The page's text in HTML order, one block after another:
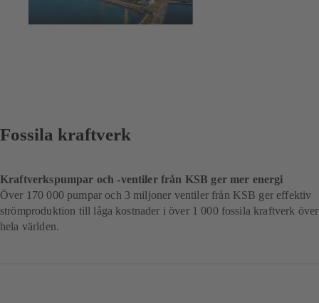
Fossila kraftverk
Kraftverkspumpar och -ventiler från KSB ger mer energi
Över 170 000 pumpar och 3 miljoner ventiler från KSB ger effektiv
strömproduktion till låga kostnader i över 1 000 fossila kraftverk över
hela världen.